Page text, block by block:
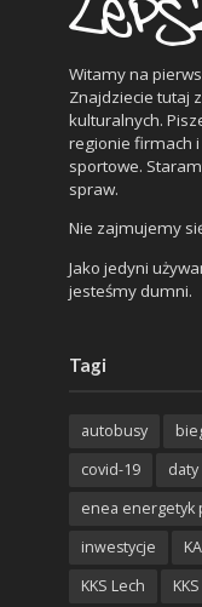
Witamy na
Znajdziecie tutaj
kulturalnych.
regionie firmach
sportowe.
spraw.
Nie zajmujemy
Jako jedyni
jesteśmy dumni.
Tagi
autobusy
covid-19
enea energetyk
inwestycje
KKS Lech